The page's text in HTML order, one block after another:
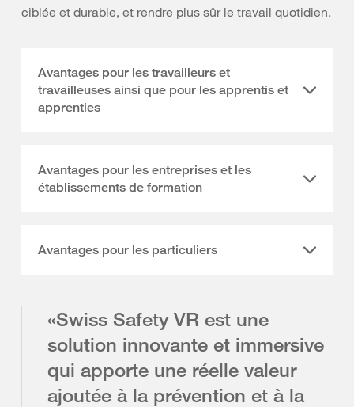
ciblée et durable, et rendre plus sûr le travail quotidien.
Avantages pour les travailleurs et
travailleuses ainsi que pour les apprentis et
apprenties
Avantages pour les entreprises et les
établissements de formation
Avantages pour les particuliers
«Swiss Safety VR est une
solution innovante et immersive
qui apporte une réelle valeur
ajoutée à la prévention et à la